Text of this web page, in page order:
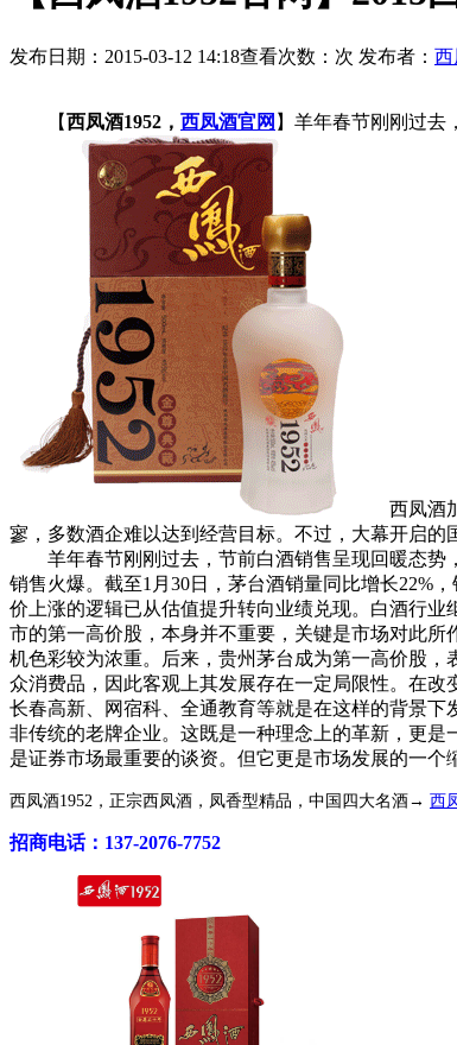
发布日期：2015-03-12 14:18查看次数： 次 发布者： 西
【西凤酒1952， 西凤酒官网 】羊年春节刚刚过去
西凤酒
寥，多数酒企难以达到经营目标。不过，大幕开启
羊年春节刚刚过去，节前白酒销售呈现回暖态势，
销售火爆。截至1月30日，茅台酒销量同比增长22%
价上涨的逻辑已从估值提升转向业绩兑现。白酒行
市的第一高价股，本身并不重要，关键是市场对此
机色彩较为浓重。后来，贵州茅台成为第一高价股
众消费品，因此客观上其发展存在一定局限性。在
长春高新、网宿科、全通教育等就是在这样的背景
非传统的老牌企业。这既是一种理念上的革新，更
是证券市场最重要的谈资。但它更是市场发展的一个
西凤酒1952，正宗西凤酒，凤香型精品，中国四大名酒→ 西
招商电话：137-2076-7752